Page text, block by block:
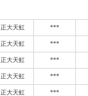
正大天虹 ***
正大天虹 ***
正大天虹 ***
正大天虹 ***
正大天虹 ***